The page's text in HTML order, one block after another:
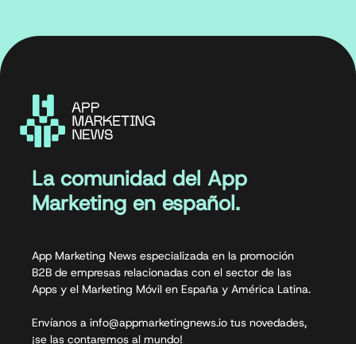
La comunidad del App
Marketing en español.
App Marketing News especializada en la promoción
B2B de empresas relacionadas con el sector de las
Apps y el Marketing Móvil en España y América Latina.
Envíanos a info@appmarketingnews.io tus novedades,
¡se las contaremos al mundo!